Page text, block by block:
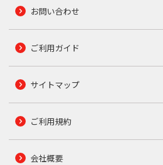
お問い合わせ
ご利用ガイド
サイトマップ
ご利用規約
会社概要